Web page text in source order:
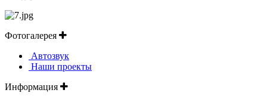
Фотогалерея
Автозвук
Наши проекты
Информация